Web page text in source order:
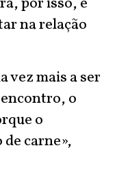
na relação
vez mais a ser
o
o
carne»,